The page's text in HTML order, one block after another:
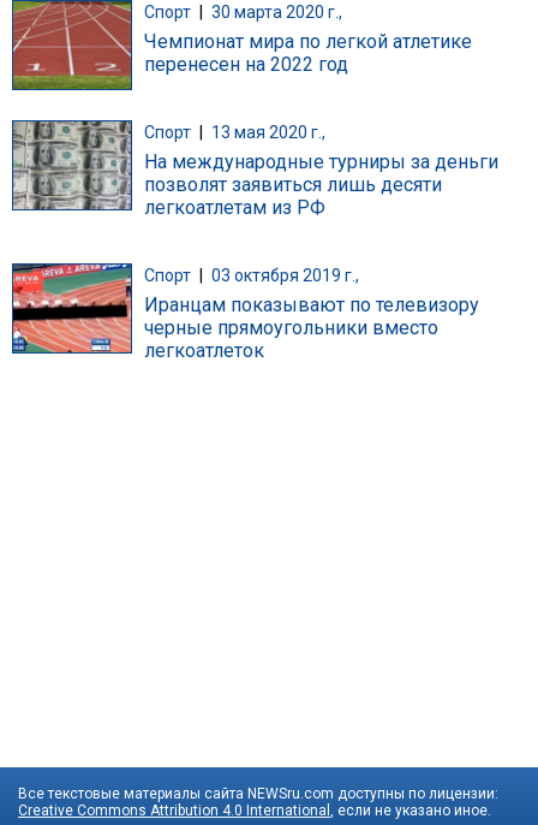
Спорт | 30 марта 2020 г.,
Чемпионат мира по легкой атлетике
перенесен на 2022 год
Спорт 13 мая 2020 г.,
На международные турниры за деньги
позволят заявиться лишь десяти
легкоатлетам из РФ
Спорт 03 октября 2019 г.,
Иранцам показывают по телевизору
черные прямоугольники вместо
легкоатлеток
Все текстовые материалы сайта NEWSru.com доступны по лицензии:
Creative Commons Attribution 4.0 International , если не указано иное.